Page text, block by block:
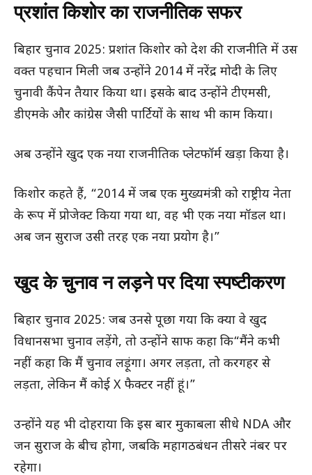
प्रशांत किशोर का राजनीतिक सफर
बिहार चुनाव 2025: प्रशांत किशोर को देश की राजनीति में उस
वक्त पहचान मिली जब उन्होंने 2014 में नरेंद्र मोदी के लिए
चुनावी कैंपेन तैयार किया था। इसके बाद उन्होंने टीएमसी,
डीएमके और कांग्रेस जैसी पार्टियों के साथ भी काम किया।
अब उन्होंने खुद एक नया राजनीतिक प्लेटफॉर्म खड़ा किया है।
किशोर कहते हैं, “2014 में जब एक मुख्यमंत्री को राष्ट्रीय नेता
के रूप में प्रोजेक्ट किया गया था, वह भी एक नया मॉडल था।
अब जन सुराज उसी तरह एक नया प्रयोग है।”
खुद के चुनाव न लड़ने पर दिया स्पष्टीकरण
बिहार चुनाव 2025: जब उनसे पूछा गया कि क्या वे खुद
विधानसभा चुनाव लड़ेंगे, तो उन्होंने साफ कहा कि“मैंने कभी
नहीं कहा कि मैं चुनाव लड़ूंगा। अगर लड़ता, तो करगहर से
लड़ता, लेकिन मैं कोई X फैक्टर नहीं हूं।”
उन्होंने यह भी दोहराया कि इस बार मुकाबला सीधे NDA और
जन सुराज के बीच होगा, जबकि महागठबंधन तीसरे नंबर पर
रहेगा।